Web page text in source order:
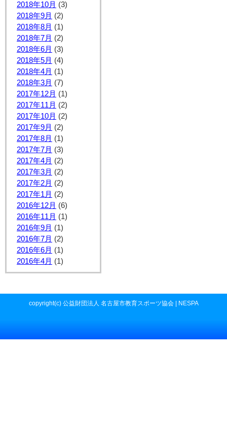
2018年10月 (3)
2018年9月 (2)
2018年8月 (1)
2018年7月 (2)
2018年6月 (3)
2018年5月 (4)
2018年4月 (1)
2018年3月 (7)
2017年12月 (1)
2017年11月 (2)
2017年10月 (2)
2017年9月 (2)
2017年8月 (1)
2017年7月 (3)
2017年4月 (2)
2017年3月 (2)
2017年2月 (2)
2017年1月 (2)
2016年12月 (6)
2016年11月 (1)
2016年9月 (1)
2016年7月 (2)
2016年6月 (1)
2016年4月 (1)
copyright(c) 公益財団法人 名古屋市教育スポーツ協会 | NESPA